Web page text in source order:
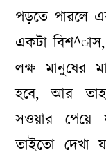
পড়তে পারলে
একটা বিশ^াস,
লক্ষ মানুষের
হবে, আর
সওয়ার পেয়ে
তাইতো দেখা